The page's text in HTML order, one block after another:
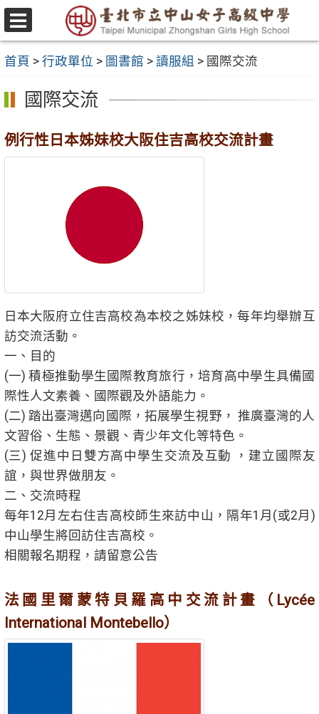
跳
至
要
內
容
區
選
單
首頁 > 行政單位 > 圖書館 > 讀服組 > 國際交流
國際交流
例行性日本姊妹校大阪住吉高校交流計畫
日本大阪府立住吉高校為本校之姊妹校，每年均舉辦互
訪交流活動。
一、目的
(一) 積極推動學生國際教育旅行，培育高中學生具備國
際性人文素養、國際觀及外語能力。
(二) 踏出臺灣邁向國際，拓展學生視野， 推廣臺灣的人
文習俗、生態、景觀、青少年文化等特色。
(三) 促進中日雙方高中學生交流及互動 ，建立國際友
誼，與世界做朋友。
二、交流時程
每年12月左右住吉高校師生來訪中山，隔年1月(或2月)
中山學生將回訪住吉高校。
相關報名期程，請留意公告
法國里爾蒙特貝羅高中交流計畫（Lycée
International Montebello）